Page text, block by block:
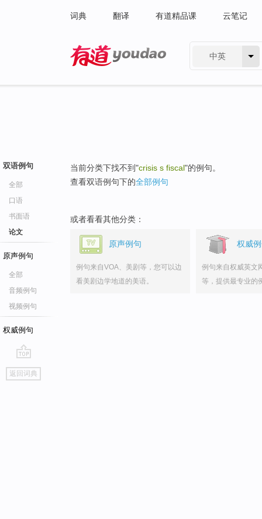
词典 翻译 有道精品课 云笔记
中英
双语例句
全部
口语
书面语
论文
原声例句
全部
音频例句
视频例句
权威例句
go
top
返回词典
当前分类下找不到"crisis s fiscal"的例句。
查看双语例句下的全部例句
或者看看其他分类：
原声例句
例句来自VOA、美剧等，您可以边
看美剧边学地道的美语。
权威
例句来自权威英文
等，提供最专业的